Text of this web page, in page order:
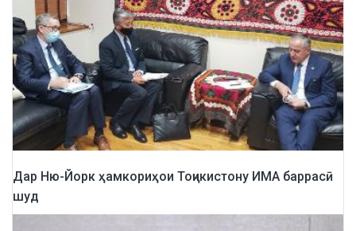
Дар Ню-Йорк ҳамкориҳои Тоҷикистону ИМА баррасӣ
шуд